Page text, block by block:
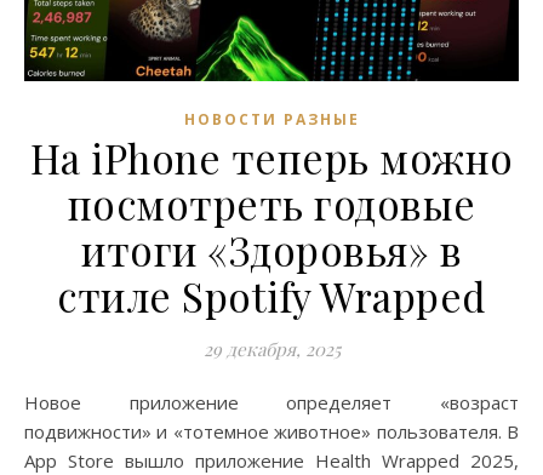
НОВОСТИ РАЗНЫЕ
На iPhone теперь можно
посмотреть годовые
итоги «Здоровья» в
стиле Spotify Wrapped
29 декабря, 2025
Новое приложение определяет «возраст
подвижности» и «тотемное животное» пользователя. В
App Store вышло приложение Health Wrapped 2025,